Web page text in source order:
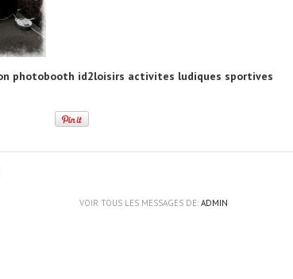
photobooth id2loisirs activites ludiques sportives
VOIR TOUS LES MESSAGES DE: ADMIN